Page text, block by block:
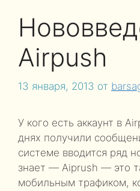
Airpush
13 января, 2013 от
У кого есть аккаунт в
днях получили
системе вводится ряд
знает — Aiprush — это
мобильным трафиком,